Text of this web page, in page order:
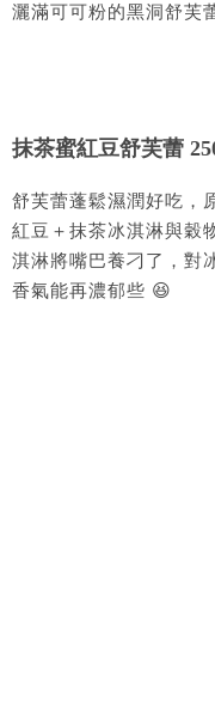
灑滿可可粉的黑洞舒芙
抹茶蜜紅豆舒芙蕾
舒芙蕾蓬鬆濕潤好吃，
紅豆＋抹茶冰淇淋與穀
淇淋將嘴巴養刁了，對
香氣能再濃郁些 😆